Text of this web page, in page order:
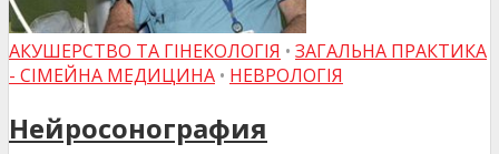
АКУШЕРСТВО ТА ГІНЕКОЛОГІЯ • ЗАГАЛЬНА ПРАКТИКА
- СІМЕЙНА МЕДИЦИНА • НЕВРОЛОГІЯ
Нейросонография